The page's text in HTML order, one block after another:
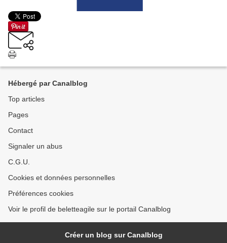
Hébergé par Canalblog
Top articles
Pages
Contact
Signaler un abus
C.G.U.
Cookies et données personnelles
Préférences cookies
Voir le profil de beletteagile sur le portail Canalblog
Créer un blog sur Canalblog